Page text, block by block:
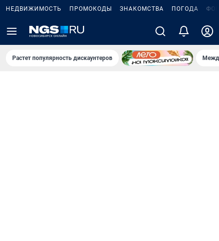
НЕДВИЖИМОСТЬ ПРОМОКОДЫ ЗНАКОМСТВА ПОГОДА
Растет популярность дискаунтеров